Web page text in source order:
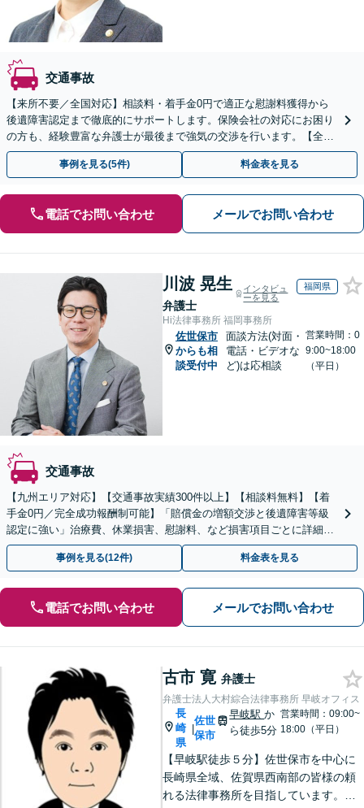
交通事故
【来所不要／全国対応】相談料・着手金0円で適正な慰謝料獲得から
後遺障害認定まで徹底的にサポートします。保険会社の対応にお困り
の方も、経験豊富な弁護士が最後まで強気の交渉を行います。【全国
13拠点】お気軽にご相談ください。
事例を見る(5件) 料金表を見る
電話でお問い合わせ メールでお問い合わせ
川波 晃生
弁護士
インタビュ
ーを見る
福岡県
Hi法律事務所 福岡事務所
佐世保市
からも相
談受付中
面談方法(対面・
電話・ビデオな
ど)は応相談
営業時間：0
9:00~18:00
（平日）
交通事故
【九州エリア対応】【交通事故実績300件以上】【相談料無料】【着
手金0円／完全成功報酬制可能】「賠償金の増額交渉と後遺障害等級
認定に強い」治療費、休業損害、慰謝料、など損害項目ごとに詳細な
検討を行い、適正な賠償額を確保できるよう全力で対応
事例を見る(12件) 料金表を見る
電話でお問い合わせ メールでお問い合わせ
古市 寛 弁護士
弁護士法人大村綜合法律事務所 早岐オフィス
長
崎
県
|
佐世
保市
早岐駅か
ら徒歩5分
営業時間：09:00~
18:00（平日）
【早岐駅徒歩５分】佐世保市を中心に
長崎県全域、佐賀県西南部の皆様の頼
れる法律事務所を目指しています。相